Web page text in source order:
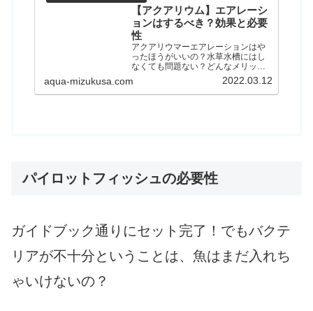
【アクアリウム】エアレーシ
ョンはするべき？効果と必要
性
アクアリウマーエアレーションはや
ったほうがいいの？水草水槽にはし
なくても問題ない？どんなメリット
があるの？はい、お答えします！こ
んにちは、ラッシュです。私はエア
レーションはしない派ですが、エア
aqua-mizukusa.com 2022.03.12
パイロットフィッシュの必要性
ガイドブック通りにセット完了！でもバクテ
リアが不十分ということは、魚はまだ入れち
ゃいけないの？